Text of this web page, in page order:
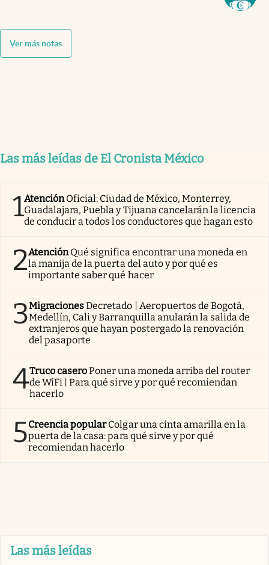
Ver más notas
Las más leídas de El Cronista México
1AtenciónOficial: Ciudad de México, Monterrey,
Guadalajara, Puebla y Tijuana cancelarán la licencia
de conducir a todos los conductores que hagan esto
2AtenciónQué significa encontrar una moneda en
la manija de la puerta del auto y por qué es
importante saber qué hacer
3MigracionesDecretado | Aeropuertos de Bogotá,
Medellín, Cali y Barranquilla anularán la salida de
extranjeros que hayan postergado la renovación
del pasaporte
4Truco caseroPoner una moneda arriba del router
de WiFi | Para qué sirve y por qué recomiendan
hacerlo
5Creencia popularColgar una cinta amarilla en la
puerta de la casa: para qué sirve y por qué
recomiendan hacerlo
Las más leídas